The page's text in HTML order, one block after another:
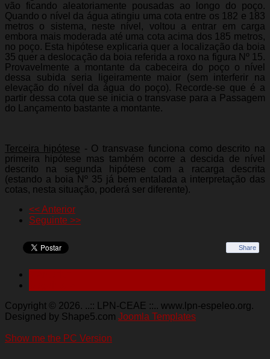
vão ficando aleatoriamente pousadas ao longo do poço.
Quando o nível da água atingiu uma cota entre os 182 e 183
metros o sistema, neste nível, voltou a entrar em carga
embora mais moderada até uma cota acima dos 185 metros,
no poço. Esta hipótese explicaria quer a localização da boia
35 quer a deslocação da boia referida a roxo na figura Nº 15.
Provavelmente a montante da cabeceira do poço o nível
dessa subida seria ligeiramente maior (sem interferir na
elevação do nível da água do poço). Recorde-se que é a
partir dessa cota que se inicia o transvase para a Passagem
do Lançamento bastante a montante.
Terceira hipótese - O transvase funciona como descrito na
primeira hipótese mas também ocorre a descida de nível
descrito na segunda hipótese com a racarga descrita
(estando a boia Nº 35 já bem entalada a interpretação das
cotas, nesta situação, poderá ser diferente).
<< Anterior
Seguinte >>
Share
Copyright © 2026. ..:: LPN-CEAE ::.. www.lpn-espeleo.org.
Designed by Shape5.com Joomla Templates
Show me the PC Version